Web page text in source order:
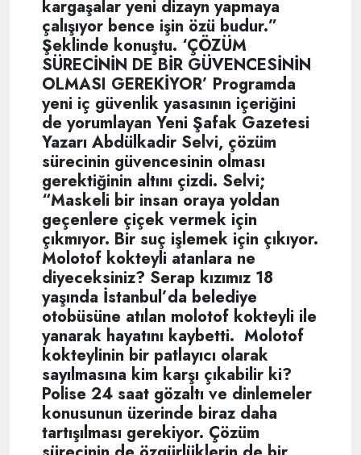
kargaşalar yeni dizayn yapmaya
çalışıyor bence işin özü budur.”
Şeklinde konuştu. ‘ÇÖZÜM
SÜRECİNİN DE BİR GÜVENCESİNİN
OLMASI GEREKİYOR’ Programda
yeni iç güvenlik yasasının içeriğini
de yorumlayan Yeni Şafak Gazetesi
Yazarı Abdülkadir Selvi, çözüm
sürecinin güvencesinin olması
gerektiğinin altını çizdi. Selvi;
“Maskeli bir insan oraya yoldan
geçenlere çiçek vermek için
çıkmıyor. Bir suç işlemek için çıkıyor.
Molotof kokteyli atanlara ne
diyeceksiniz? Serap kızımız 18
yaşında İstanbul’da belediye
otobüsüne atılan molotof kokteyli ile
yanarak hayatını kaybetti. Molotof
kokteylinin bir patlayıcı olarak
sayılmasına kim karşı çıkabilir ki?
Polise 24 saat gözaltı ve dinlemeler
konusunun üzerinde biraz daha
tartışılması gerekiyor. Çözüm